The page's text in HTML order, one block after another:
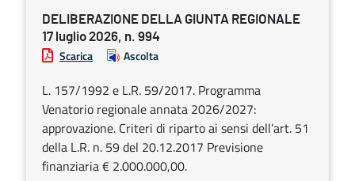
DELIBERAZIONE DELLA GIUNTA REGIONALE
17 luglio 2026, n. 994
Scarica Ascolta
L. 157/1992 e L.R. 59/2017. Programma
Venatorio regionale annata 2026/2027:
approvazione. Criteri di riparto ai sensi dell’art. 51
della L.R. n. 59 del 20.12.2017 Previsione
finanziaria € 2.000.000,00.